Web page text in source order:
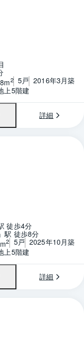
2 5戸 2016年3月築
上5階建
詳細
徒歩4分
駅 徒歩8分
2 5戸 2025年10月築
上5階建
詳細